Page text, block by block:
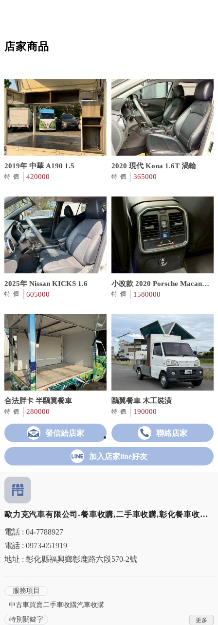
店家商品
2019年 中華 A190 1.5
特價 420000
2020 現代 Kona 1.6T 渦輪
特價 365000
2025年 Nissan KICKS 1.6
特價 605000
小改款 2020 Porsche Macan
2.0特價 1580000
合法胖卡 半鷗翼餐車
特價 280000
鷗翼餐車 木工裝潢
特價 190000
發信給店家 聯絡店家
加入店家line好友
歐力克汽車有限公司-餐車收購,二手車收購,彰化餐車收購,
鹿港餐車收購
電話 : 04-7788927
電話 : 0973-051919
地址 : 彰化縣福興鄉彰鹿路六段570-2號
服務項目
中古車買賣二手車收購汽車收購
特別關鍵字